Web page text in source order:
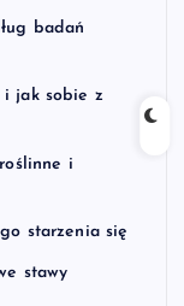
badań
i jak sobie z
i
starzenia się
stawy